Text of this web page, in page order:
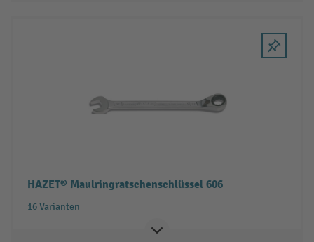
HAZET® Maulringratschenschlüssel 606
16 Varianten